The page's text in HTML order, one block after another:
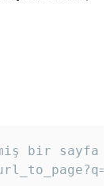
bir sayfa